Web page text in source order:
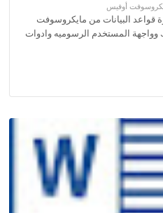
أوفيس
البيانات من مايكروسوفت
يجمع بين محرك قواعد البيانات Jet وواجهة المستخدم الرسوميه وادوات